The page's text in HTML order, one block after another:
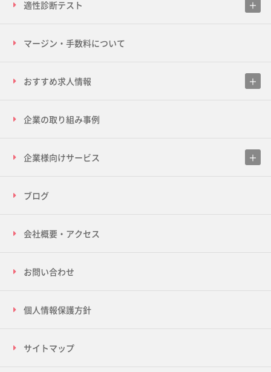
適性診断テスト
マージン・手数料について
おすすめ求人情報
企業の取り組み事例
企業様向けサービス
ブログ
会社概要・アクセス
お問い合わせ
個人情報保護方針
サイトマップ